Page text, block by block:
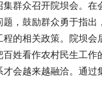
群众召开院坝会。在
，鼓励群众勇于指出
的相关政策。院坝
姓看作农村民生工作
会越来越融洽。通